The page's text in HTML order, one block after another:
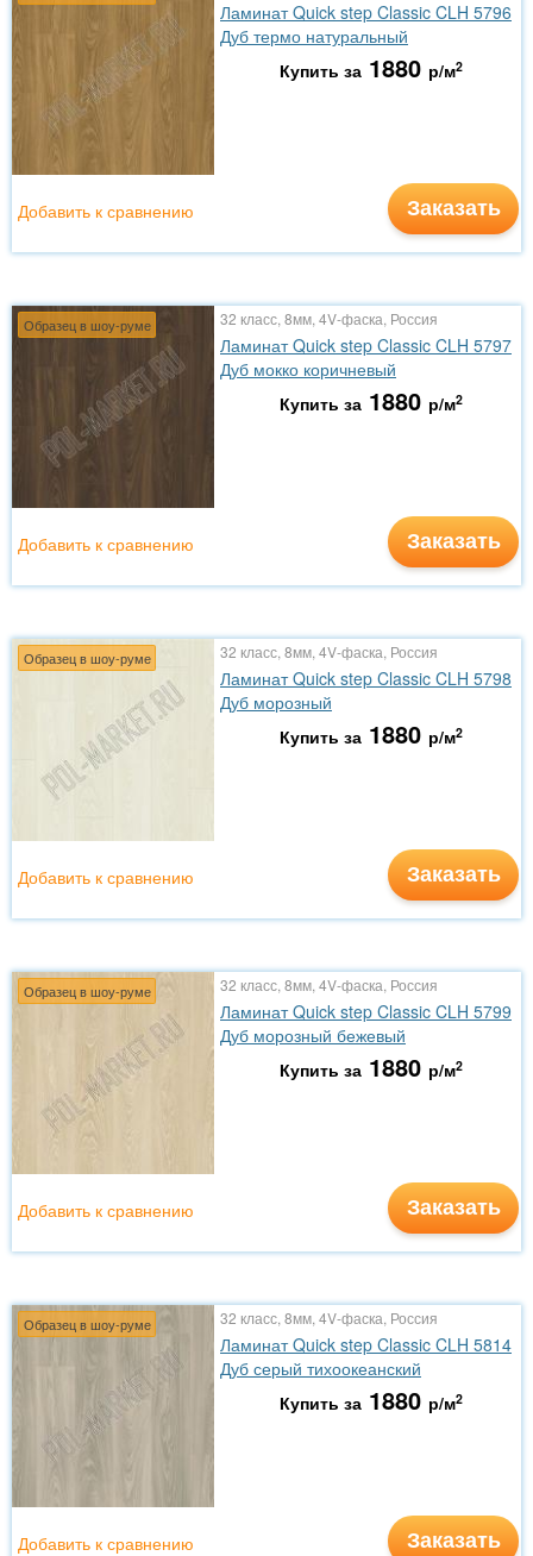
Ламинат Quick step Classic CLH 5796
Дуб термо натуральный
Купить за 1880 р/м2
Заказать
Добавить к сравнению
Образец в шоу-руме 32 класс, 8мм, 4V-фаска, Россия
Ламинат Quick step Classic CLH 5797
Дуб мокко коричневый
Купить за 1880 р/м2
Заказать
Добавить к сравнению
Образец в шоу-руме 32 класс, 8мм, 4V-фаска, Россия
Ламинат Quick step Classic CLH 5798
Дуб морозный
Купить за 1880 р/м2
Заказать
Добавить к сравнению
Образец в шоу-руме 32 класс, 8мм, 4V-фаска, Россия
Ламинат Quick step Classic CLH 5799
Дуб морозный бежевый
Купить за 1880 р/м2
Заказать
Добавить к сравнению
Образец в шоу-руме 32 класс, 8мм, 4V-фаска, Россия
Ламинат Quick step Classic CLH 5814
Дуб серый тихоокеанский
Купить за 1880 р/м2
Заказать
Добавить к сравнению